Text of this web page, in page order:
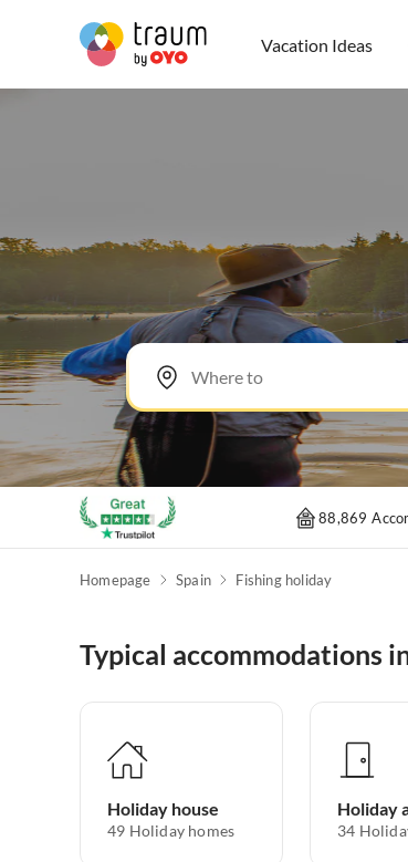
Vacation Ideas
88,869
Homepage Spain Fishing holiday
Typical accommodations
Holiday house
49 Holiday homes
Holiday
34